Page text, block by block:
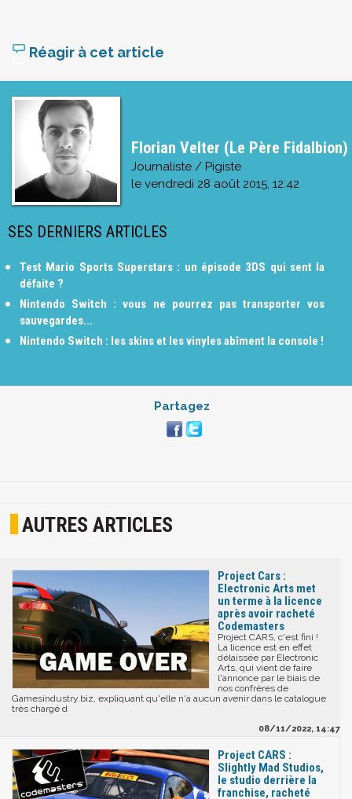
Réagir à cet article
Florian Velter (Le Père Fidalbion)
Journaliste / Pigiste
le vendredi 28 août 2015, 12:42
SES DERNIERS ARTICLES
Test Mario Sports Superstars : un épisode 3DS qui sent la
défaite ?
Nintendo Switch : vous ne pourrez pas transporter vos
sauvegardes...
Nintendo Switch : les skins et les vinyles abîment la console !
Partagez
AUTRES ARTICLES
Project Cars :
Electronic Arts met
un terme à la licence
après avoir racheté
Codemasters
Project CARS, c'est fini !
La licence est en effet
délaissée par Electronic
Arts, qui vient de faire
l'annonce par le biais de
nos confrères de
Gamesindustry.biz, expliquant qu'elle n'a aucun avenir dans le catalogue
très chargé d
08/11/2022, 14:47
Project CARS :
Slightly Mad Studios,
le studio derrière la
franchise, racheté